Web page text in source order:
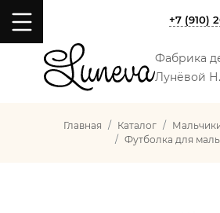
Фабрика
Лунёвой Н.
+7 (910)
Главная Каталог
Футболка для